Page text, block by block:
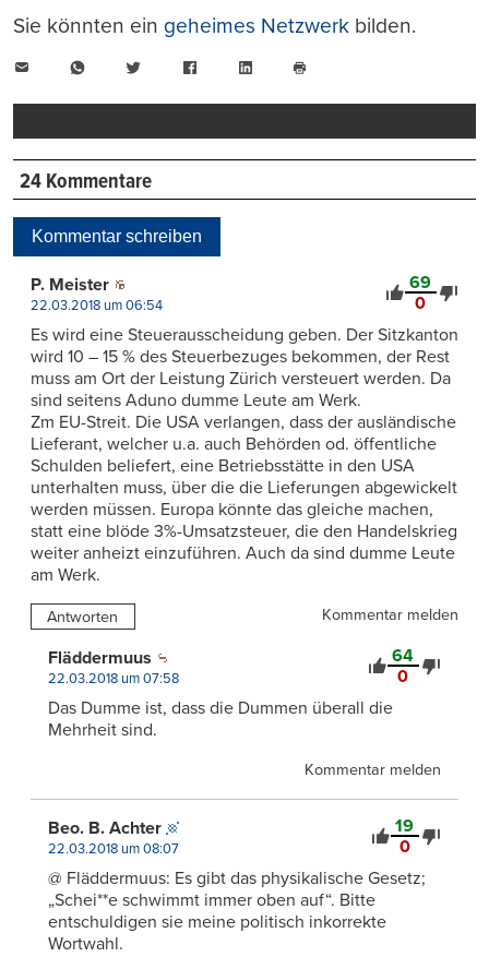
Sie könnten ein geheimes Netzwerk bilden.
WhatsAppTwitter FacebookLinkedIn
drucken
24 Kommentare
Kommentar schreiben
69
0
P. Meister
22.03.2018 um 06:54
Es wird eine Steuerausscheidung geben. Der Sitzkanton
wird 10 – 15 % des Steuerbezuges bekommen, der Rest
muss am Ort der Leistung Zürich versteuert werden. Da
sind seitens Aduno dumme Leute am Werk.
Zm EU-Streit. Die USA verlangen, dass der ausländische
Lieferant, welcher u.a. auch Behörden od. öffentliche
Schulden beliefert, eine Betriebsstätte in den USA
unterhalten muss, über die die Lieferungen abgewickelt
werden müssen. Europa könnte das gleiche machen,
statt eine blöde 3%-Umsatzsteuer, die den Handelskrieg
weiter anheizt einzuführen. Auch da sind dumme Leute
am Werk.
Antworten Kommentar melden
64
0
Fläddermuus
22.03.2018 um 07:58
Das Dumme ist, dass die Dummen überall die
Mehrheit sind.
Kommentar melden
19
0
Beo. B. Achter
22.03.2018 um 08:07
@ Fläddermuus: Es gibt das physikalische Gesetz;
„Schei**e schwimmt immer oben auf“. Bitte
entschuldigen sie meine politisch inkorrekte
Wortwahl.